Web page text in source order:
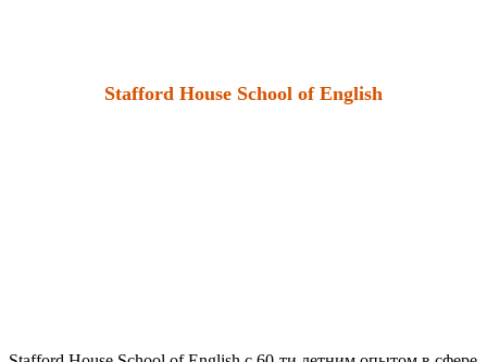
Stafford House School of English